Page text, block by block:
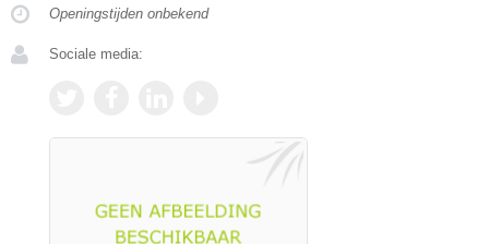
Openingstijden onbekend
Sociale media: